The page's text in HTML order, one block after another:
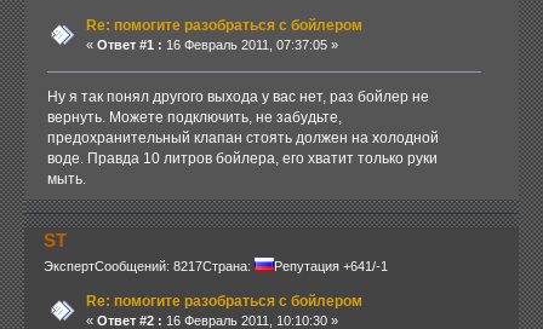
Re: помогите разобраться с бойлером
« Ответ #1 : 16 Февраль 2011, 07:37:05 »
Ну я так понял другого выхода у вас нет, раз бойлер не
вернуть. Можете подключить, не забудьте,
предохранительный клапан стоять должен на холодной
воде. Правда 10 литров бойлера, его хватит только руки
мыть.
ST
ЭкспертСообщений: 8217Страна: Репутация +641/-1
Re: помогите разобраться с бойлером
« Ответ #2 : 16 Февраль 2011, 10:10:30 »